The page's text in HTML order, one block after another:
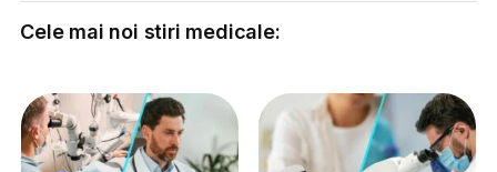
Cele mai noi stiri medicale: